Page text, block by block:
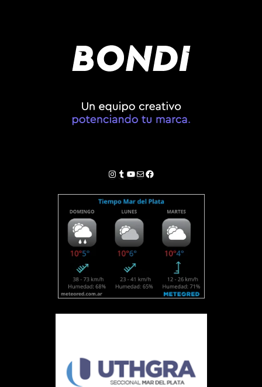
Instagram
Tumblr
YouTube
Correo electrónico
Facebook